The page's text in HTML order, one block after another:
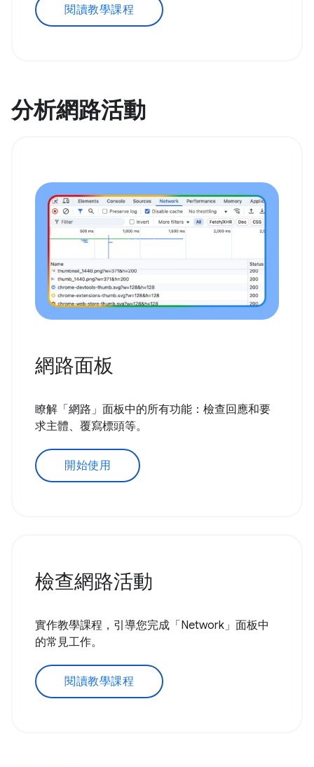
閱讀教學課程
分析網路活動
網路面板
瞭解「網路」面板中的所有功能：檢查回應和要
求主體、覆寫標頭等。
開始使用
檢查網路活動
實作教學課程，引導您完成「Network」面板中
的常見工作。
閱讀教學課程